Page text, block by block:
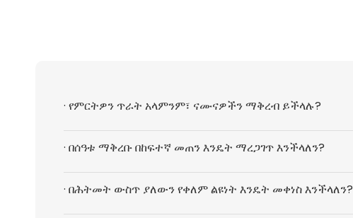
· የምርትዎን ጥራት አላምንም፣ ናሙናዎችን ማቅረብ ይችላሉ?
· በሰዓቱ ማቅረቡ በከፍተኛ መጠን እንዴት ማረጋገጥ እንችላለን?
· በሕትመት ውስጥ ያለውን የቀለም ልዩነት እንዴት መቀነስ እንችላለን?